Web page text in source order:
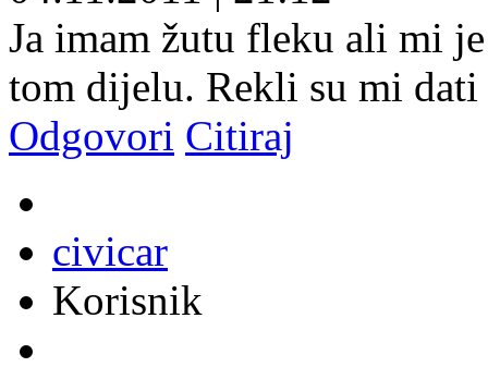
Ja imam žutu fleku ali mi
tom dijelu. Rekli su mi
Odgovori Citiraj
civicar
Korisnik